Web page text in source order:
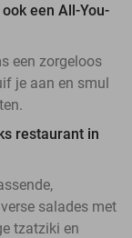
een All-You-
een zorgeloos
je aan en smul
restaurant in
salades met
tzatziki en